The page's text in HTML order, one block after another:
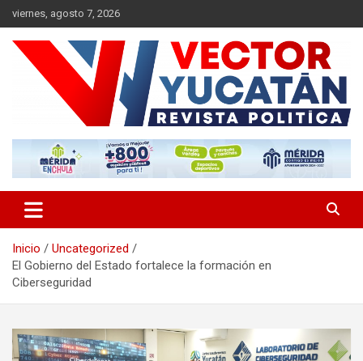
Saltar
al
contenido
viernes, agosto 7, 2026
Vector Yucatán
Inicio
Uncategorized
El Gobierno del Estado fortalece la formación en
Ciberseguridad